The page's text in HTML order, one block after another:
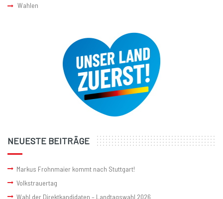
Wahlen
NEUESTE BEITRÄGE
Markus Frohnmaier kommt nach Stuttgart!
Volkstrauertag
Wahl der Direktkandidaten – Landtagswahl 2026